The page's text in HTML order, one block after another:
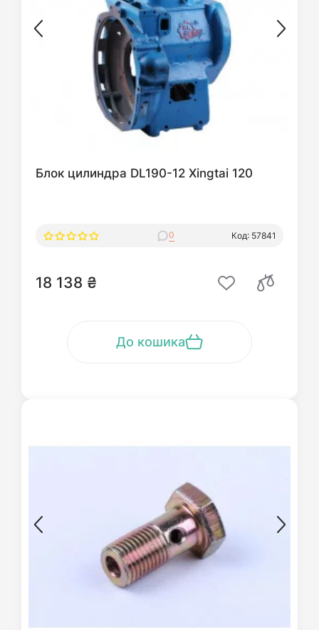
Блок цилиндра DL190-12 Xingtai 120
0 Код: 57841
18 138 ₴
До кошика